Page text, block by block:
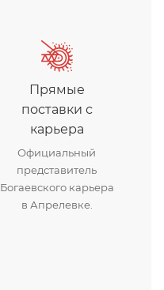
Прямые
поставки с
карьера
Официальный
представитель
Богаевского карьера
в Апрелевке.